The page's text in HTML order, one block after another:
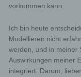
vorkommen kann.
Ich bin heute
Modellieren nicht
werden, und in meiner
Auswirkungen meiner
integriert. Darum,